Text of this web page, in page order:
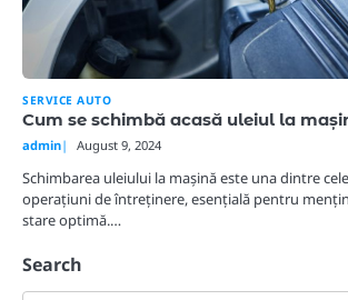
SERVICE AUTO
Cum se schimbă acasă uleiul la
admin August 9, 2024
Schimbarea uleiului la mașină este una dintre
operațiuni de întreținere, esențială pentru
stare optimă.…
Search